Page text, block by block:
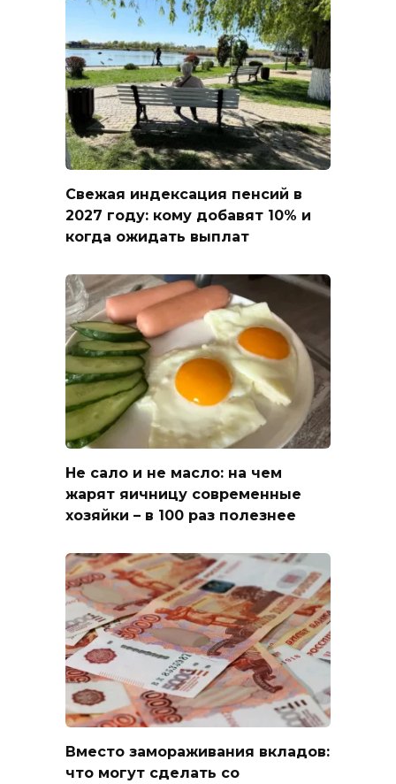
Свежая индексация пенсий в
2027 году: кому добавят 10% и
когда ожидать выплат
Не сало и не масло: на чем
жарят яичницу современные
хозяйки – в 100 раз полезнее
Вместо замораживания вкладов:
что могут сделать со